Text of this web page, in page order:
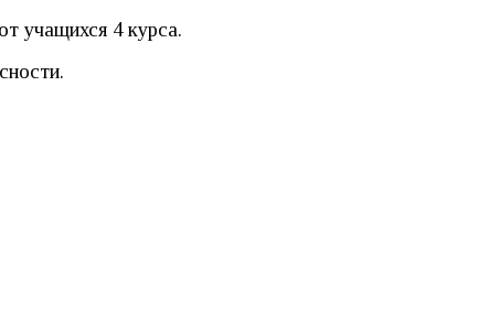
учащихся 4 курса.